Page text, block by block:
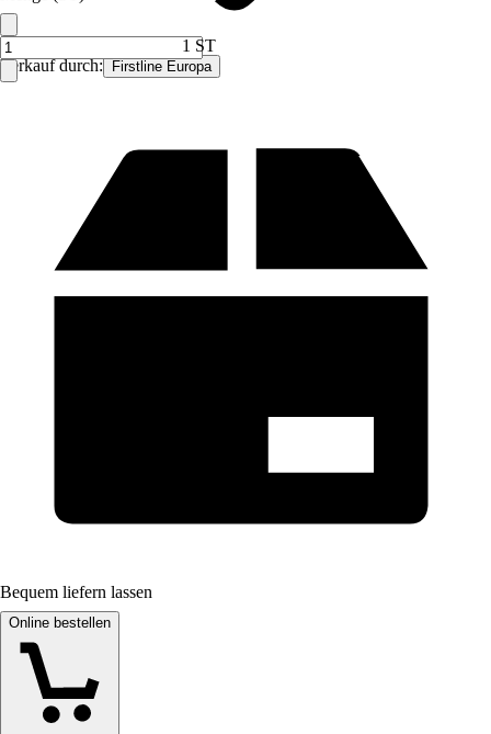
Verkauf durch: Firstline Europa
1 ST
Bequem liefern lassen
Online bestellen